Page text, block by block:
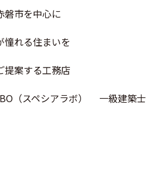
磐市を中心に
憧れる住まいを
提案する工務店
（スペシアラボ） 一級建築士